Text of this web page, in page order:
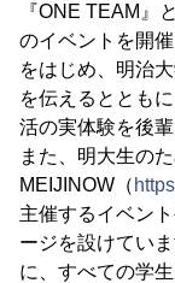
『ONE TEAM』
のイベントを開
をはじめ、明治
を伝えるととも
活の実体験を後
また、明大生の
MEIJINOW（
主催するイベン
ージを設けてい
に、すべての学